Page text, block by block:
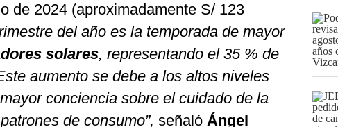
de 2024 (aproximadamente S/ 123
del año es la temporada de mayor
solares, representando el 35 % de
aumento se debe a los altos niveles
conciencia sobre el cuidado de la
de consumo”, señaló Ángel